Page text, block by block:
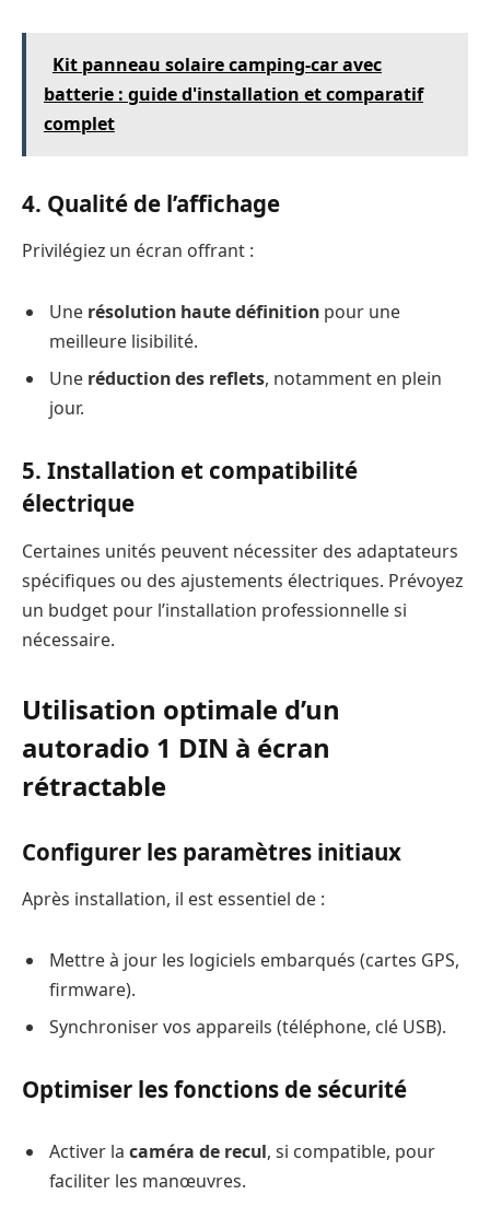
Kit panneau solaire camping-car avec
batterie : guide d'installation et comparatif
complet
4. Qualité de l’affichage
Privilégiez un écran offrant :
Une résolution haute définition pour une
meilleure lisibilité.
Une réduction des reflets, notamment en plein
jour.
5. Installation et compatibilité
électrique
Certaines unités peuvent nécessiter des adaptateurs
spécifiques ou des ajustements électriques. Prévoyez
un budget pour l’installation professionnelle si
nécessaire.
Utilisation optimale d’un
autoradio 1 DIN à écran
rétractable
Configurer les paramètres initiaux
Après installation, il est essentiel de :
Mettre à jour les logiciels embarqués (cartes GPS,
firmware).
Synchroniser vos appareils (téléphone, clé USB).
Optimiser les fonctions de sécurité
Activer la caméra de recul, si compatible, pour
faciliter les manœuvres.